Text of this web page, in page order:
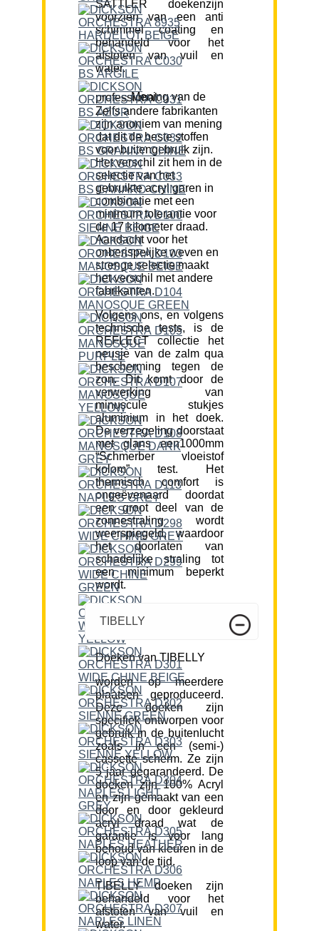
SATTLER doekenzijn
voorzien van een anti
schimmel coating en
behandeld voor het
afstoten van vuil en
water.
Mening van de professional:
Zelfs andere fabrikanten
zijn anoniem van mening
dat dit de beste stoffen
voor buitengebruik zijn.
Het verschil zit hem in de
selectie van het
gebruikte acryl garen in
combinatie met een
minimum tolerantie voor
de 17 kilometer draad.
Aandacht voor het
onberispelijke weven en
strenge selectie maakt
het verschil met andere
fabrikanten.
Volgens ons, en volgens
technische tests, is de
REFLECT collectie het
neusje van de zalm qua
bescherming tegen de
zon. Dit komt door de
verwerking van
minuscule stukjes
aluminium in het doek.
De verzegeling doorstaat
met glans een1000mm
“Schmerber vloeistof
kolom” test. Het
thermisch comfort is
ongeëvenaard doordat
een groot deel van de
zonnestraling wordt
weerspiegeld, waardoor
het doorlaten van
schadelijke straling tot
een minimum beperkt
wordt.
TIBELLY
Doeken van TIBELLY
worden op meerdere
plaatsen geproduceerd.
Deze doeken zijn
specifiek ontworpen voor
gebruik in de buitenlucht
zoals in een (semi-)
cassette scherm. Ze zijn
5 jaar gegarandeerd. De
doeken zijn 100% Acryl
en zijn gemaakt van een
door en door gekleurd
acryl draad wat de
garantie is voor lang
behoud van kleuren in de
loop van de tijd.
TIBELLY doeken zijn
behandeld voor het
afstoten van vuil en
water.